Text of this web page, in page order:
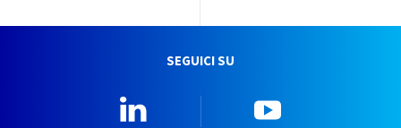
SEGUICI SU